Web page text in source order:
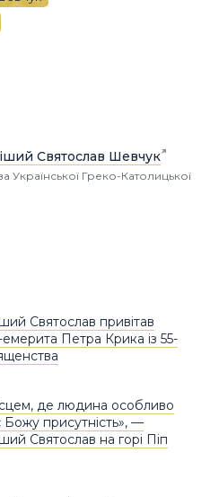
Святослав Шевчук
Української Греко-Католицької
Святослав привітав
Петра Крика із 55-
де людина особливо
Божу присутність», —
Святослав на горі Піп